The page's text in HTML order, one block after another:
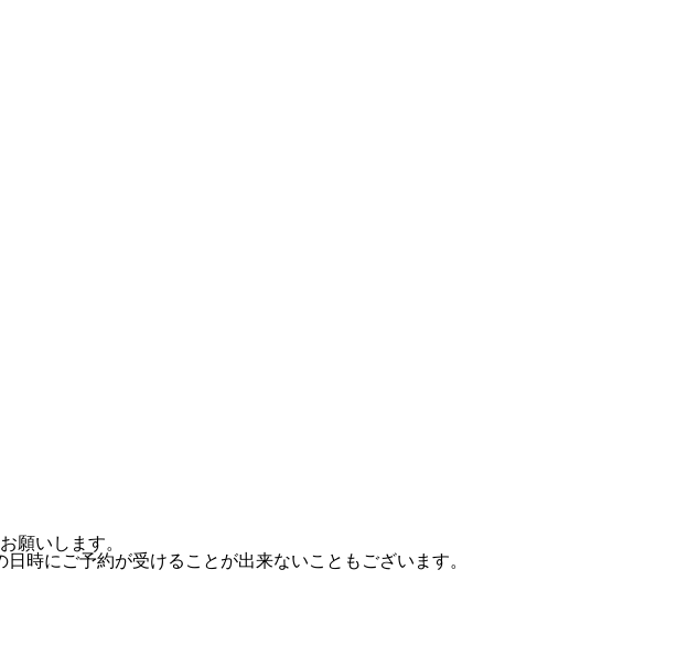
願いします。
時にご予約が受けることが出来ないこともございます。